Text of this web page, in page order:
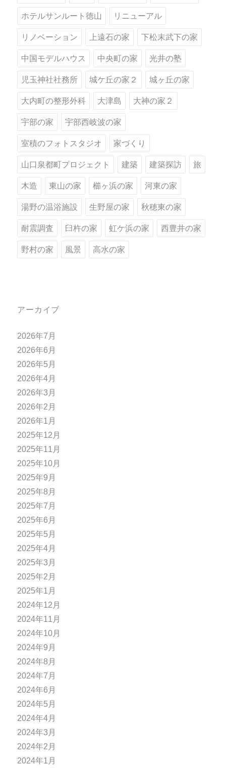
ホテルサンルート徳山 リニューアル
リノベーション 上遠石の家 下松末武下の家
中国モデルハウス 中央町の家 光井の塾
児玉神社社務所 城ケ丘の家２ 城ヶ丘の家
大内町の整形外科 大津島 大神の家２
宇部の家 宇部西岐波の家
室積のフォトスタジオ 家づくり
山口泉都町プロジェクト 建築 建築探訪 旅
木造 東山の家 櫛ヶ浜の家 河東の家
湯野の温浴施設 生野屋の家 秋穂東の家
耐震調査 臼杵の家 虹ケ浜の家 西豊井の家
野村の家 風景 高水の家
アーカイブ
2026年7月
2026年6月
2026年5月
2026年4月
2026年3月
2026年2月
2026年1月
2025年12月
2025年11月
2025年10月
2025年9月
2025年8月
2025年7月
2025年6月
2025年5月
2025年4月
2025年3月
2025年2月
2025年1月
2024年12月
2024年11月
2024年10月
2024年9月
2024年8月
2024年7月
2024年6月
2024年5月
2024年4月
2024年3月
2024年2月
2024年1月